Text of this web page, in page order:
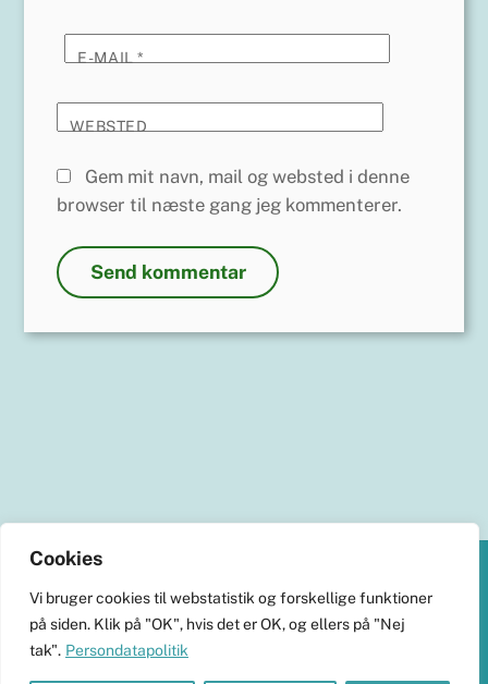
Cookies
Vi bruger cookies til webstatistik og forskellige funktioner
på siden. Klik på "OK", hvis det er OK, og ellers på "Nej
tak". Persondatapolitik
E-MAIL*
WEBSTED
Gem mit navn, mail og websted i denne
browser til næste gang jeg kommenterer.
To
Top
KlimaHub